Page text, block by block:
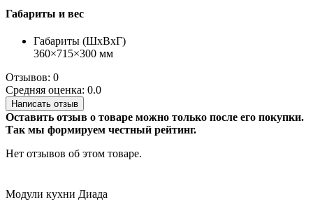
Габариты и вес
Габариты (ШхВхГ)
360×715×300 мм
Отзывов: 0
Средняя оценка: 0.0
Написать отзыв
Оставить отзыв о товаре можно только после его покупки.
Так мы формируем честный рейтинг.
Нет отзывов об этом товаре.
Модули кухни Диада